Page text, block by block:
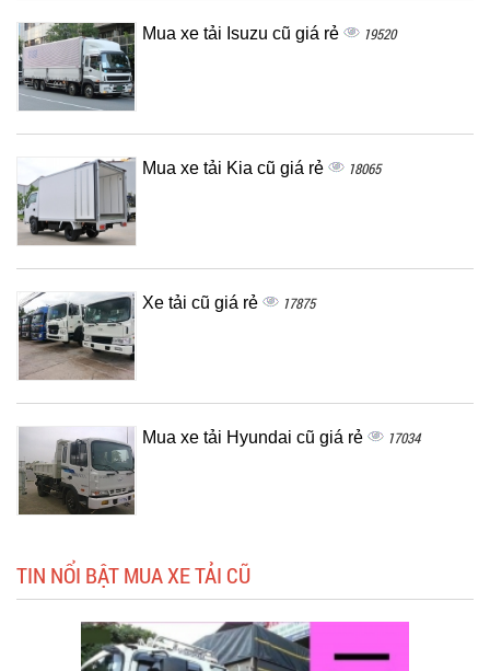
Mua xe tải Isuzu cũ giá rẻ 19520
Mua xe tải Kia cũ giá rẻ 18065
Xe tải cũ giá rẻ 17875
Mua xe tải Hyundai cũ giá rẻ 17034
TIN NỔI BẬT MUA XE TẢI CŨ